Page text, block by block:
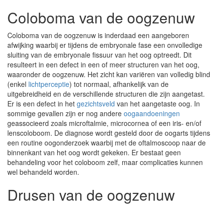
Coloboma van de oogzenuw
Coloboma van de oogzenuw is inderdaad een aangeboren
afwijking waarbij er tijdens de embryonale fase een onvolledige
sluiting van de embryonale fissuur van het oog optreedt. Dit
resulteert in een defect in een of meer structuren van het oog,
waaronder de oogzenuw. Het zicht kan variëren van volledig blind
(enkel lichtperceptie) tot normaal, afhankelijk van de
uitgebreidheid en de verschillende structuren die zijn aangetast.
Er is een defect in het gezichtsveld van het aangetaste oog. In
sommige gevallen zijn er nog andere oogaandoeningen
geassocieerd zoals microftalmie, microcornea of een iris- en/of
lenscoloboom. De diagnose wordt gesteld door de oogarts tijdens
een routine oogonderzoek waarbij met de oftalmoscoop naar de
binnenkant van het oog wordt gekeken. Er bestaat geen
behandeling voor het coloboom zelf, maar complicaties kunnen
wel behandeld worden.
Drusen van de oogzenuw